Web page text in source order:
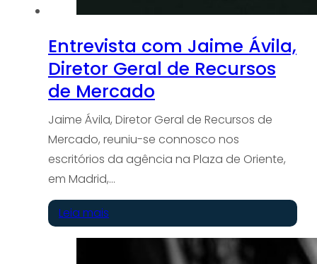
Entrevista com Jaime Ávila,
Diretor Geral de Recursos
de Mercado
Jaime Ávila, Diretor Geral de Recursos de
Mercado, reuniu-se connosco nos
escritórios da agência na Plaza de Oriente,
em Madrid,…
Leia mais